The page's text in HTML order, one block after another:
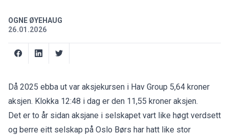
OGNE ØYEHAUG
26.01.2026
Då 2025 ebba ut var aksjekursen i Hav Group 5,64 kroner
aksjen. Klokka 12:48 i dag er den 11,55 kroner aksjen.
Det er to år sidan aksjane i selskapet vart like høgt verdsett
og berre eitt selskap på Oslo Børs har hatt like stor